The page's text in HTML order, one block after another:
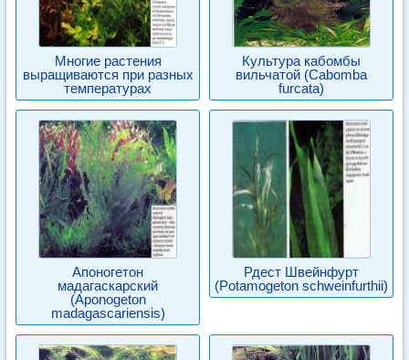
Многие растения
выращиваются при разных
температурах
Культура кабомбы
вильчатой (Cabomba
furcata)
Апоногетон
мадагаскарский
(Aponogeton
madagascariensis)
Рдест Швейнфурт
(Potamogeton schweinfurthii)